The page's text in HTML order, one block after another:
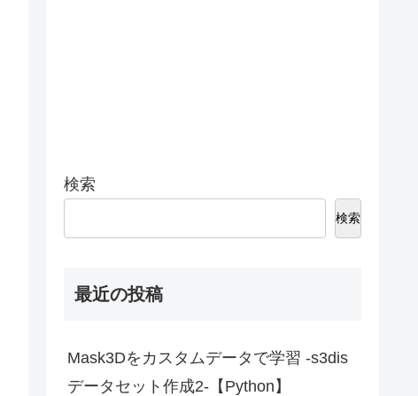
検索
検索
最近の投稿
Mask3Dをカスタムデータで学習 -s3dis
データセット作成2-【Python】